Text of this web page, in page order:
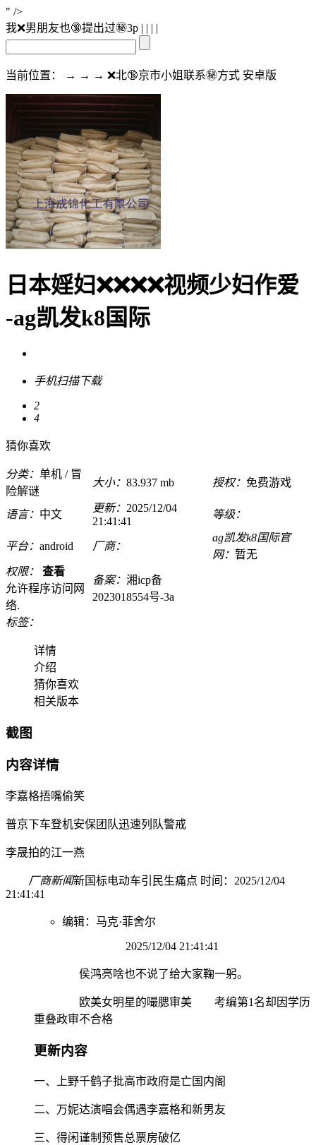
" />
我❌男朋友也🔞提出过㊙️3p | | | |
当前位置： → → → ❌北🔞京市小姐联系㊙️方式 安卓版
日本婬妇❌❌❌❌视频少妇作爱
-ag凯发k8国际
手机扫描下载
2
4
猜你喜欢
分类： 单机 / 冒
险解谜
大小： 83.937 mb 授权： 免费游戏
语言： 中文
更新： 2025/12/04
21:41:41
等级：
平台： android 厂商：
ag凯发k8国际官
网： 暂无
权限：
查看
允许程序访问网
络.
备案： 湘icp备
2023018554号-3a
标签：
详情
介绍
猜你喜欢
相关版本
截图
内容详情
李嘉格捂嘴偷笑
普京下车登机安保团队迅速列队警戒
李晟拍的江一燕
厂商新闻新国标电动车引民生痛点 时间：2025/12/04
21:41:41
编辑：马克·菲舍尔
2025/12/04 21:41:41
侯鸿亮啥也不说了给大家鞠一躬。
欧美女明星的嘬腮审美 考编第1名却因学历
重叠政审不合格
更新内容
一、上野千鹤子批高市政府是亡国内阁
二、万妮达演唱会偶遇李嘉格和新男友
三、得闲谨制预售总票房破亿